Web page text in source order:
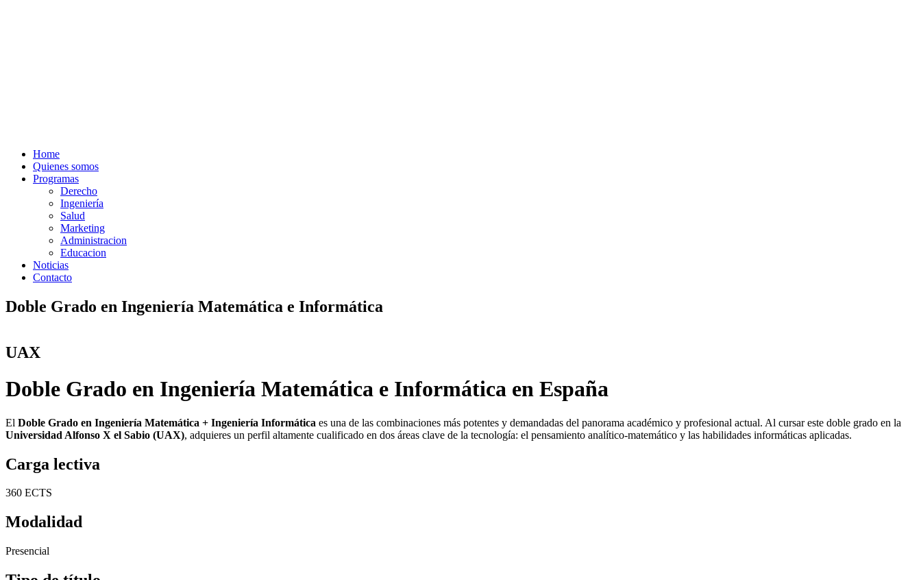
Home
Quienes somos
Programas
Derecho
Ingeniería
Salud
Marketing
Administracion
Educacion
Noticias
Contacto
Doble Grado en Ingeniería Matemática e Informática
UAX
Doble Grado en Ingeniería Matemática e Informática en España
El Doble Grado en Ingeniería Matemática + Ingeniería Informática es una de las combinaciones más potentes y demandadas del panorama académico y profesional actual. Al cursar este doble grado en la
Universidad Alfonso X el Sabio (UAX), adquieres un perfil altamente cualificado en dos áreas clave de la tecnología: el pensamiento analítico-matemático y las habilidades informáticas aplicadas.
Carga lectiva
360 ECTS
Modalidad
Presencial